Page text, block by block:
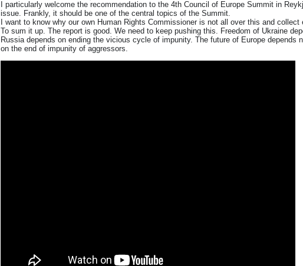
I particularly welcome the recommendation to the 4th Council of Europe Summit in
issue. Frankly, it should be one of the central topics of the Summit.
I want to know why our own Human Rights Commissioner is not all over this and
To sum it up. The report is good. We need to keep pushing this. Freedom of Ukraine
Russia depends on ending the vicious cycle of impunity. The future of Europe depends
on the end of impunity of aggressors.